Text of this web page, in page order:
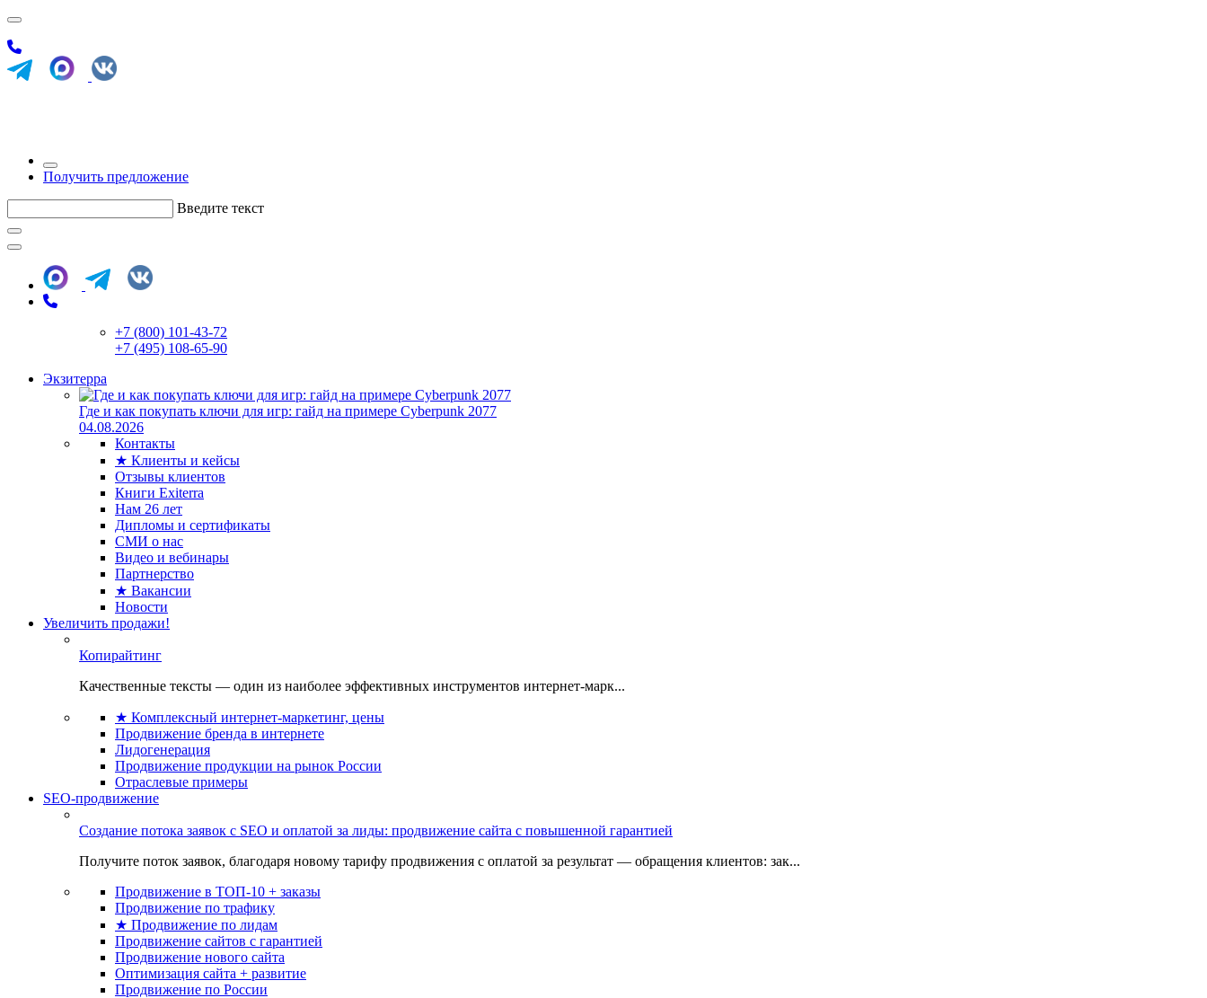
Получить предложение
Введите текст
+7 (800) 101-43-72
+7 (495) 108-65-90
Экзитерра
Где и как покупать ключи для игр: гайд на примере Cyberpunk 2077
04.08.2026
Контакты
★ Клиенты и кейсы
Отзывы клиентов
Книги Exiterra
Нам 26 лет
Дипломы и сертификаты
СМИ о нас
Видео и вебинары
Партнерство
★ Вакансии
Новости
Увеличить продажи!
Копирайтинг
Качественные тексты — один из наиболее эффективных инструментов интернет-марк...
★ Комплексный интернет-маркетинг, цены
Продвижение бренда в интернете
Лидогенерация
Продвижение продукции на рынок России
Отраслевые примеры
SEO-продвижение
Создание потока заявок с SEO и оплатой за лиды: продвижение сайта с повышенной гарантией
Получите поток заявок, благодаря новому тарифу продвижения с оплатой за результат — обращения клиентов: зак...
Продвижение в ТОП-10 + заказы
Продвижение по трафику
★ Продвижение по лидам
Продвижение сайтов с гарантией
Продвижение нового сайта
Оптимизация сайта + развитие
Продвижение по России